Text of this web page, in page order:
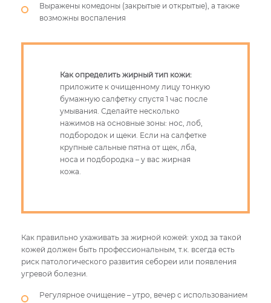
Выражены комедоны (закрытые и открытые), а также
возможны воспаления
Как определить жирный тип кожи:
приложите к очищенному лицу тонкую
бумажную салфетку спустя 1 час после
умывания. Сделайте несколько
нажимов на основные зоны: нос, лоб,
подбородок и щеки. Если на салфетке
крупные сальные пятна от щек, лба,
носа и подбородка – у вас жирная
кожа.
Как правильно ухаживать за жирной кожей: уход за такой
кожей должен быть профессиональным, т.к. всегда есть
риск патологического развития себореи или появления
угревой болезни.
Регулярное очищение – утро, вечер с использованием